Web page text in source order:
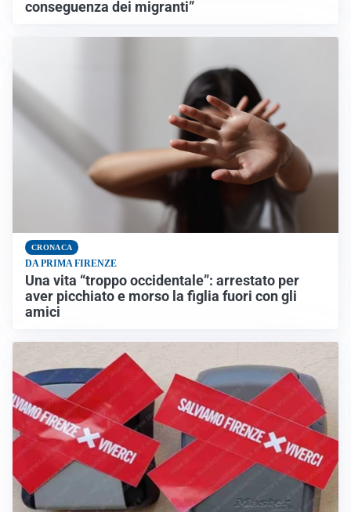
conseguenza dei migranti”
CRONACA
DA PRIMA FIRENZE
Una vita “troppo occidentale”: arrestato per
aver picchiato e morso la figlia fuori con gli
amici